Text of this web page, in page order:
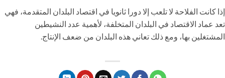
إذا كانت الفلاحة لا تلعب إلا دورا ثانويا في اقتصاد البلدان المتقدمة، فهي
تعد عماد الاقتصاد في البلدان المتخلفة، لأهمية عدد النشيطين
المشتغلين بها، ومع ذلك تعاني هذه البلدان من ضعف الإنتاج.